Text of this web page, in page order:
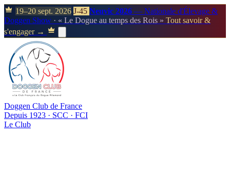
19–20 sept. 2026 J-45 Neuvic 2026 — Nationale d'Élevage &
Doggen Show · « Le Dogue au temps des Rois » Tout savoir &
s'engager →
Doggen Club de France
Depuis 1923 · SCC · FCI
Le Club